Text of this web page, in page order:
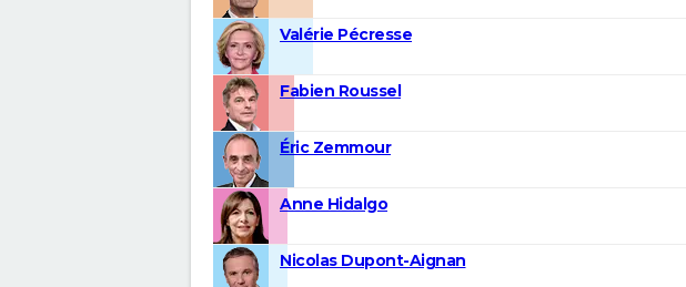
Valérie Pécresse
Fabien Roussel
Éric Zemmour
Anne Hidalgo
Nicolas Dupont-Aignan